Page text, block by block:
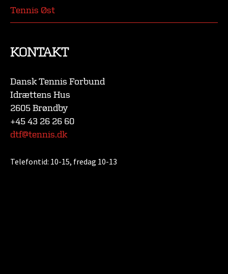
Tennis Øst
KONTAKT
Dansk Tennis Forbund
Idrættens Hus
2605 Brøndby
+45 43 26 26 60
dtf@tennis.dk
Telefontid: 10-15, fredag 10-13